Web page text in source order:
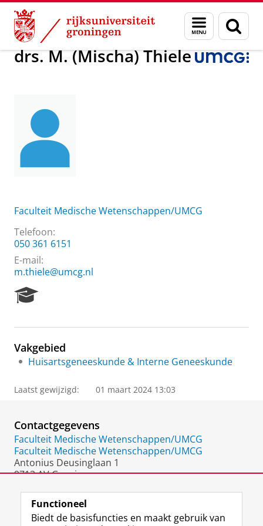
Skip
Content
Skip
Navigation
Menu
en
zoeken
Over ons drs. M. (Mischa) Thiele
drs. M. (Mischa) Thiele
Faculteit Medische Wetenschappen/UMCG
Telefoon:
050 361 6151
E-mail:
m.thiele@umcg.nl
e
r
c
P
o
t
l
Vakgebied
Huisartsgeneeskunde & Interne Geneeskunde
Laatst gewijzigd: 01 maart 2024 13:03
Contactgegevens
Faculteit Medische Wetenschappen/UMCG
Faculteit Medische Wetenschappen/UMCG
Antonius Deusinglaan 1
9713 AV Groningen
Functioneel
Biedt de basisfuncties en maakt gebruik van